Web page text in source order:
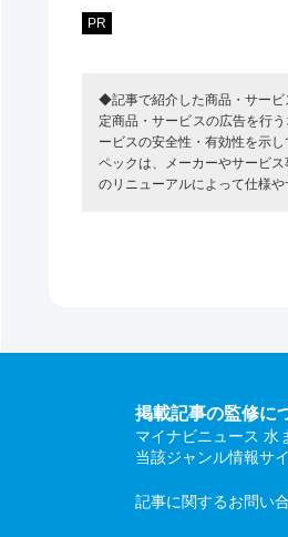
PR
◆記事で紹介した商品・サー
定商品・サービスの広告を行
ービスの安全性・有効性を示
ペックは、メーカーやサービ
のリニューアルによって仕様
掲載記事の監修に
マイナビニュース 水
当該ジャンル情報サ
記事に関するお問い